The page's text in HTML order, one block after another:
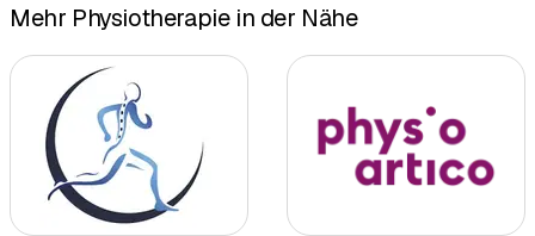
Mehr Physiotherapie in der Nähe